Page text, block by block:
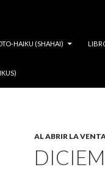
HAIKU (SHAHAI)
AL ABRIR LA